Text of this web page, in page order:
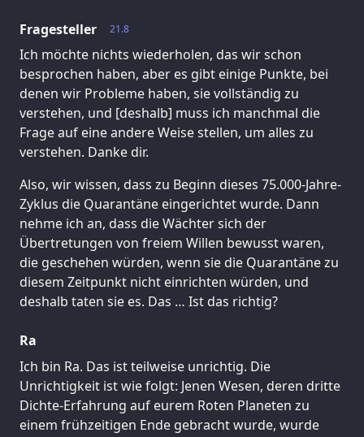
21.8
Fragesteller
Ich möchte nichts wiederholen, das wir schon
besprochen haben, aber es gibt einige Punkte, bei
denen wir Probleme haben, sie vollständig zu
verstehen, und [deshalb] muss ich manchmal die
Frage auf eine andere Weise stellen, um alles zu
verstehen. Danke dir.
Also, wir wissen, dass zu Beginn dieses 75.000-Jahre-
Zyklus die Quarantäne eingerichtet wurde. Dann
nehme ich an, dass die Wächter sich der
Übertretungen von freiem Willen bewusst waren,
die geschehen würden, wenn sie die Quarantäne zu
diesem Zeitpunkt nicht einrichten würden, und
deshalb taten sie es. Das … Ist das richtig?
Ra
Ich bin Ra. Das ist teilweise unrichtig. Die
Unrichtigkeit ist wie folgt: Jenen Wesen, deren dritte
Dichte-Erfahrung auf eurem Roten Planeten zu
einem frühzeitigen Ende gebracht wurde, wurde